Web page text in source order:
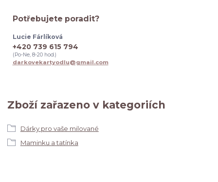
Zboží zařazeno v kategoriích
Dárky pro vaše milované
Maminku a tatínka
Potřebujete poradit?
Lucie Fárlíková
+420 739 615 794
(Po-Ne, 8-20 hod.)
darkovekartyodlu@gmail.com